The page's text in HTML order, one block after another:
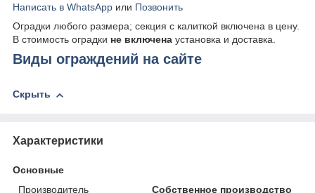
Написать в WhatsApp или Позвонить
Оградки любого размера; секция с калиткой включена в цену.
В стоимость оградки не включена установка и доставка.
Виды ограждений на сайте
Скрыть
Характеристики
Основные
Производитель
Собственное производство